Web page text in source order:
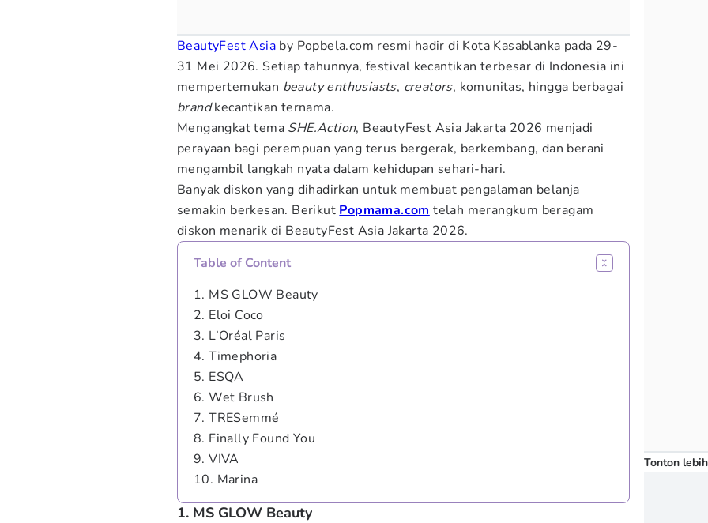
BeautyFest Asia by Popbela.com resmi hadir di Kota Kasablanka pada 29-
31 Mei 2026. Setiap tahunnya, festival kecantikan terbesar di Indonesia ini
mempertemukan beauty enthusiasts, creators, komunitas, hingga berbagai
brandkecantikan ternama.
Mengangkat tema SHE.Action, BeautyFest Asia Jakarta 2026 menjadi
perayaan bagi perempuan yang terus bergerak, berkembang, dan berani
mengambil langkah nyata dalam kehidupan sehari-hari.
Banyak diskon yang dihadirkan untuk membuat pengalaman belanja
semakin berkesan. Berikut Popmama.com telah merangkum beragam
diskon menarik di BeautyFest Asia Jakarta 2026.
Table of Content
1. MS GLOW Beauty
2. Eloi Coco
3. L’Oréal Paris
4. Timephoria
5. ESQA
6. Wet Brush
7. TRESemmé
8. Finally Found You
9. VIVA
10. Marina
1. MS GLOW Beauty
Tonton